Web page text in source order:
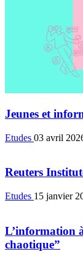
Jeunes et
Etudes 03 avril
Reuters
Etudes 15 janvier
L’information
chaotique”